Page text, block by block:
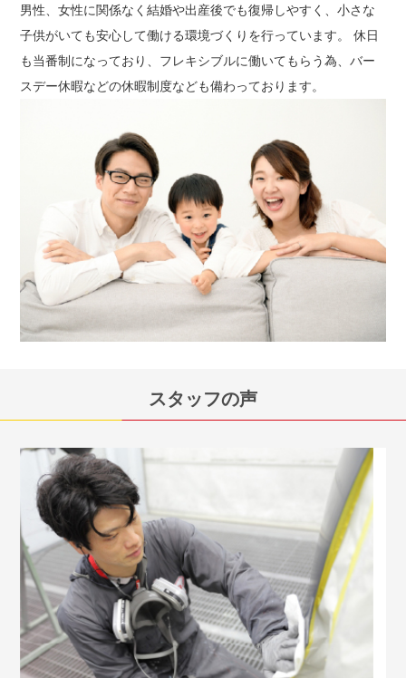
男性、女性に関係なく結婚や出産後でも復帰しやすく、小さな
子供がいても安心して働ける環境づくりを行っています。 休日
も当番制になっており、フレキシブルに働いてもらう為、バー
スデー休暇などの休暇制度なども備わっております。
スタッフの声